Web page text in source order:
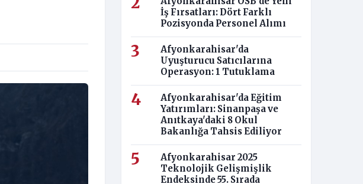
İş Fırsatları: Dört Farklı
Pozisyonda Personel Alımı
Afyonkarahisar'da
Uyuşturucu Satıcılarına
Operasyon: 1 Tutuklama
Afyonkarahisar'da Eğitim
Yatırımları: Sinanpaşa ve
Anıtkaya'daki 8 Okul
Bakanlığa Tahsis Ediliyor
Afyonkarahisar 2025
Teknolojik Gelişmişlik
Endeksinde 55. Sırada